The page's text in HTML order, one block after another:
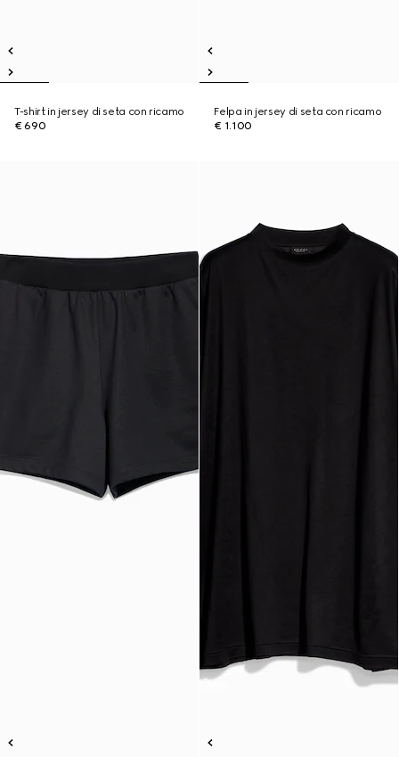
T-shirt in jersey di seta con ricamo
€ 690
Felpa in jersey di seta con ricamo
€ 1.100